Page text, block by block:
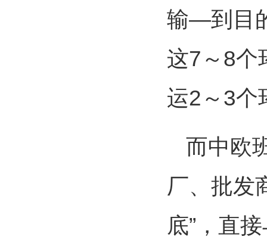
输—到目
这7～8个
运2～3个
而中欧
厂、批发
底”，直